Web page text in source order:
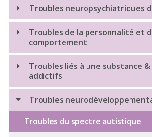
Anorexie mentale / Boulimie (bulimia
Hyperphagie (binge-eating)
Troubles neuropsychiatriques
Démence
Dépression du sujet âgé
Troubles de la mémoire
Troubles de la personnalité et
comportement
Troubles liés à une substance
addictifs
Trouble de l’usage d’alcool
Troubles de l'usage du cannabis
Troubles
Troubles du spectre autistique